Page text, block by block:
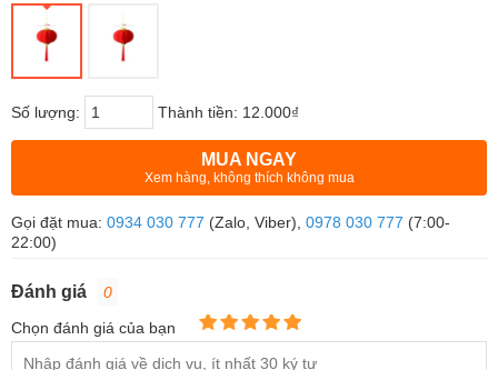
Số lượng: Thành tiền: 12.000₫
MUA NGAY
Xem hàng, không thích không mua
Gọi đặt mua: 0934 030 777 (Zalo, Viber), 0978 030 777 (7:00-
22:00)
Đánh giá
0
Chọn đánh giá của bạn